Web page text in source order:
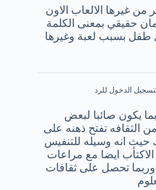
من غيرها الالعاب الاون
حقيقي بمعنى الكلمة
بسبب لعبة وغيرها
الدخول للرد
يكون صائبا لبعض
الثقافه تفتح ذهنه على
حيث انه وسيله للتنفيس
ايضا مع مراعات
تحصل على ثقافات